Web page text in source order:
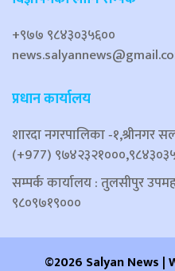
+९७७ ९८४३०३५६००
प्रधान कार्यालय
शारदा नगरपालिका ‐१,श्रीनगर
(+977)
सम्पर्क कार्यालय : तुलसीपुर
९८०९७१९०००
©2026 Salyan News |